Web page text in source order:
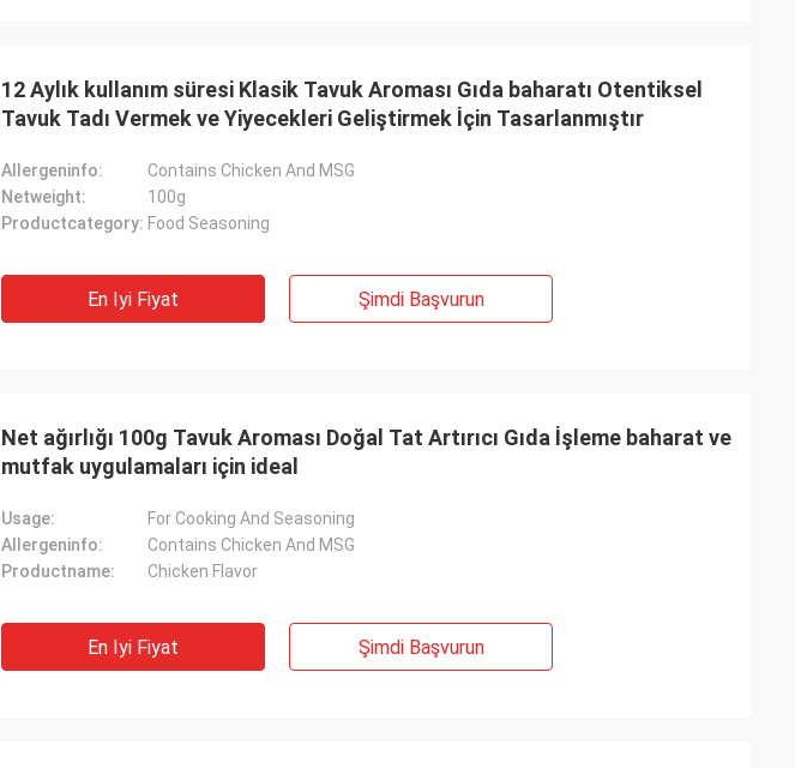
12 Aylık kullanım süresi Klasik Tavuk Aroması Gıda baharatı Otentiksel
Tavuk Tadı Vermek ve Yiyecekleri Geliştirmek İçin Tasarlanmıştır
Allergeninfo:
Contains Chicken And MSG
Netweight:
100g
Productcategory: Food Seasoning
En Iyi Fiyat Şimdi Başvurun
Net ağırlığı 100g Tavuk Aroması Doğal Tat Artırıcı Gıda İşleme baharat ve
mutfak uygulamaları için ideal
Usage:
For Cooking And Seasoning
Allergeninfo:
Contains Chicken And MSG
Productname:
Chicken Flavor
En Iyi Fiyat Şimdi Başvurun